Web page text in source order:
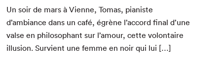
Un soir de mars à Vienne, Tomas, pianiste
d’ambiance dans un café, égrène l’accord final d’une
valse en philoso­phant sur l’amour, cette volon­taire
illu­sion. Survient une femme en noir qui lui […]